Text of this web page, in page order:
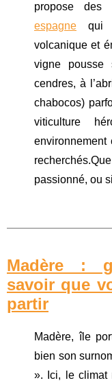
propose des
espagne qui
volcanique et
vigne pousse
cendres, à
chabocos)
viticulture
environnement
passionné, ou
Madère :
savoir que
partir
Madère, île
bien son
». Ici, le climat